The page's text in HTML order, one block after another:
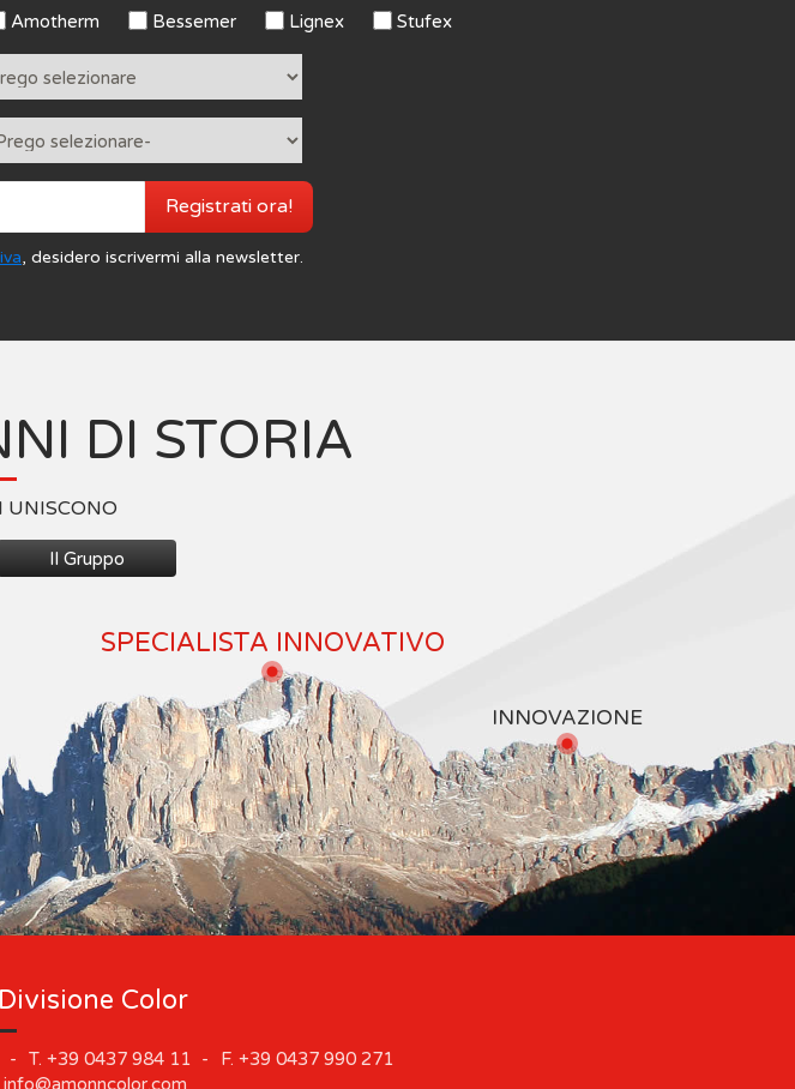
Amotherm Bessemer Lignex Stufex
, desidero iscrivermi alla newsletter.
Registrati ora!
DI STORIA
UNISCONO
Il Gruppo
SPECIALISTA INNOVATIVO
INNOVAZIONE
Color
- T. +39 0437 984 11 - F. +39 0437 990 271
info@amonncolor.com